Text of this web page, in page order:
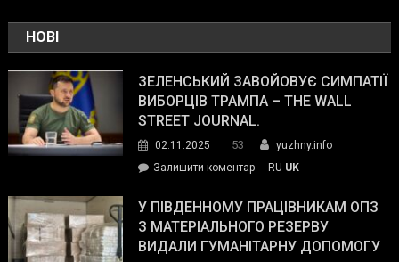
НОВІ
ЗЕЛЕНСЬКИЙ ЗАВОЙОВУЄ СИМПАТІЇ
ВИБОРЦІВ ТРАМПА – THE WALL
STREET JOURNAL.
02.11.2025 53
yuzhny.info
Залишити коментарon
завойовує
симпатії
виборців
RU UK
У ПІВДЕННОМУ ПРАЦІВНИКАМ ОПЗ
З МАТЕРІАЛЬНОГО РЕЗЕРВУ
ВИДАЛИ ГУМАНІТАРНУ ДОПОМОГУ